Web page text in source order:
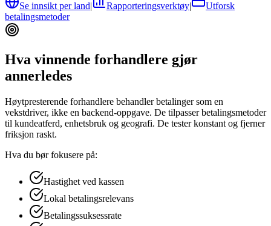
Se innsikt per land| Rapporteringsverktøy|
Utforsk
betalingsmetoder
Hva vinnende forhandlere gjør
annerledes
Høytpresterende forhandlere behandler betalinger som en
vekstdriver, ikke en backend-oppgave. De tilpasser betalingsmetoder
til kundeatferd, enhetsbruk og geografi. De tester konstant og fjerner
friksjon raskt.
Hva du bør fokusere på:
Hastighet ved kassen
Lokal betalingsrelevans
Betalingssuksessrate